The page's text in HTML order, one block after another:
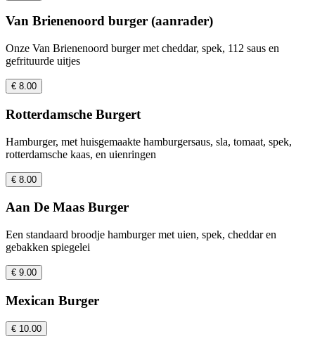
Van Brienenoord burger (aanrader)
Onze Van Brienenoord burger met cheddar, spek, 112 saus en
gefrituurde uitjes
€ 8.00
Rotterdamsche Burgert
Hamburger, met huisgemaakte hamburgersaus, sla, tomaat, spek,
rotterdamsche kaas, en uienringen
€ 8.00
Aan De Maas Burger
Een standaard broodje hamburger met uien, spek, cheddar en
gebakken spiegelei
€ 9.00
Mexican Burger
€ 10.00